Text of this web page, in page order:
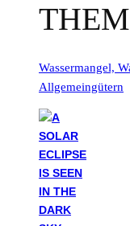
Wassermangel,
Allgemeingütern